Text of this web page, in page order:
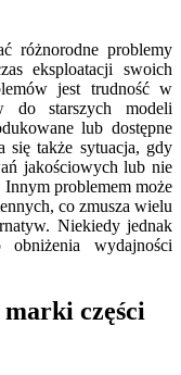
różnorodne problemy
eksploatacji swoich
jest trudność w
do starszych modeli
lub dostępne
się także sytuacja, gdy
jakościowych lub nie
problemem może
co zmusza wielu
Niekiedy jednak
wydajności
części